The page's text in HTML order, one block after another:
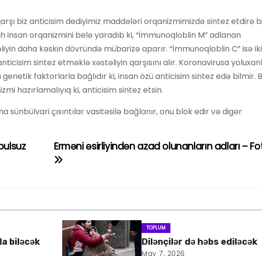
biz anticisim dediyimiz maddələri orqanizmimizdə sintez etdirə
insan orqanizmini belə yaradıb ki, “İmmunoqloblin M” adlanan
daha kəskin dövründə mübarizə aparır. “İmmunoqloblin C” isə
sintez etməklə xəstəliyin qarşısını alır. Koronavirusa
genetik faktorlarla bağlıdır ki, insan özü anticisim sintez edə bilmir.
hazırlamalıyıq ki, anticisim sintez etsin.
sünbülvari çıxıntılar vasitəsilə bağlanır, onu blok edir və digər
Erməni əsirliyindən azad olunanların adları –
biləcək
TOPLUM
Dilənçilər də həbs ediləcək
May 7, 2026